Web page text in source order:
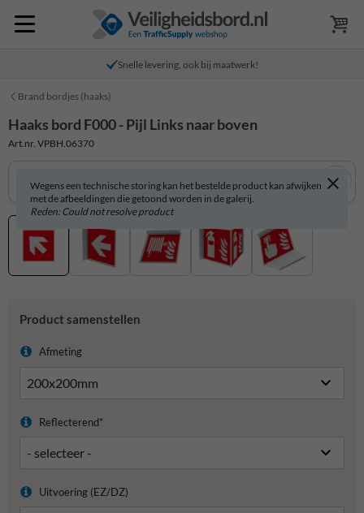
Snelle levering, ook bij maatwerk!
Brand bordjes (haaks)
Haaks bord F000 - Pijl Links naar boven
Art.nr. VPBH.06370
Wegens een technische storing kan het bestelde product kan afwijken
met de afbeeldingen die getoond worden in de galerij.
Reden: Could not resolve product
Product samenstellen
Afmeting
Reflecterend*
Uitvoering (EZ/DZ)